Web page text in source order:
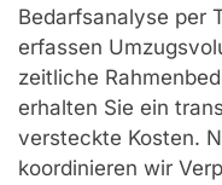
Bedarfsanalyse per
erfassen
zeitliche
erhalten Sie ein
versteckte Kosten.
koordinieren wir